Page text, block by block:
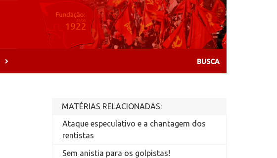
MATÉRIAS RELACIONADAS:
Ataque especulativo e a chantagem dos
rentistas
Sem anistia para os golpistas!